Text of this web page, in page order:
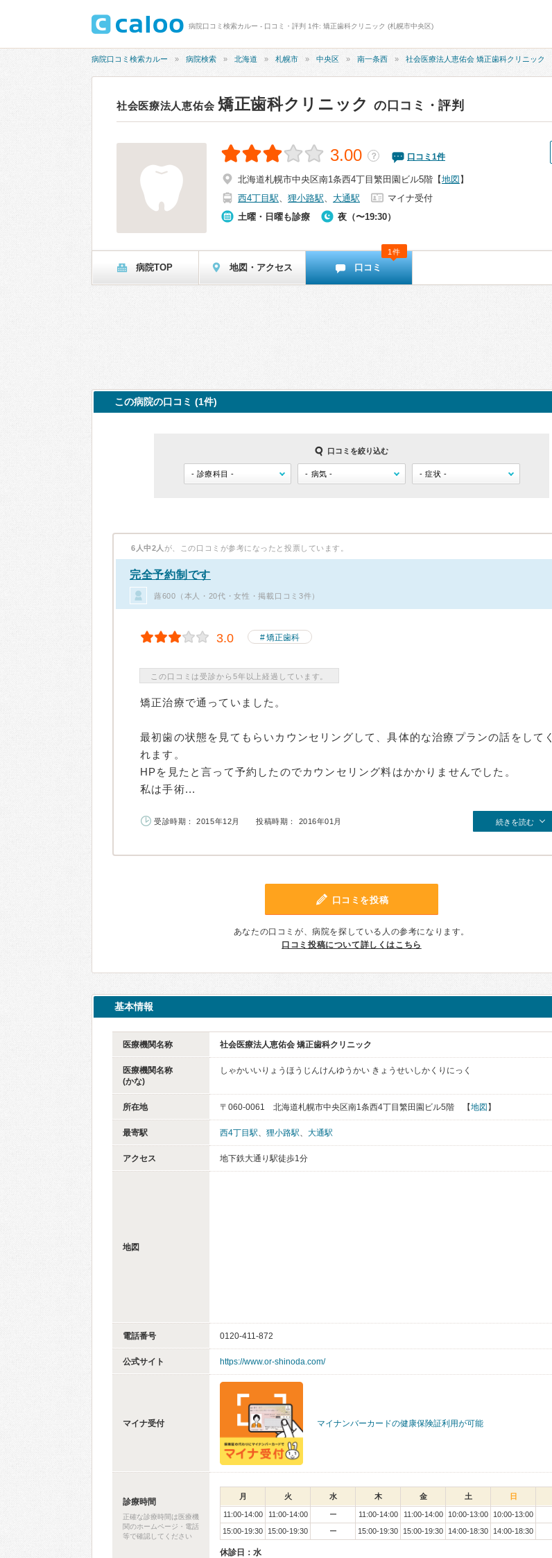
病院口コミ検索カルー - 口コミ・評判 1件: 矯正歯科クリニック (札幌市中央区)
病院口コミ検索カルー 病院検索 北海道 札幌市 中央区 南一条西 社会医療法人恵佑会 矯正歯科クリニック
社会医療法人恵佑会 矯正歯科クリニック の口コミ・評判
3.00 ？ 口コミ 1件
北海道札幌市中央区南1条西4丁目繁田園ビル5階 【地図 】
西4丁目駅、 狸小路駅、 大通駅
マイナ受付
土曜・日曜も診療
夜（〜19:30）
病院TOP 地図・アクセス 口コミ
1件
この病院の口コミ (1件)
口コミを絞り込む
6人中2人 が、この口コミが参考になったと投票しています。
完全予約制です
蕗600（本人・20代・女性・掲載口コミ3件）
3.0 矯正歯科
この口コミは受診から5年以上経過しています。
矯正治療で通っていました。
最初歯の状態を見てもらいカウンセリングして、具体的な治療プランの話をしてく
れます。
HPを見たと言って予約したのでカウンセリング料はかかりませんでした。
私は手術...
受診時期： 2015年12月 投稿時期： 2016年01月 続きを読む
口コミを投稿
あなたの口コミが、病院を探している人の参考になります。
口コミ投稿について詳しくはこちら
基本情報
医療機関名称 社会医療法人恵佑会 矯正歯科クリニック
医療機関名称
(かな)
しゃかいいりょうほうじんけんゆうかい きょうせいしかくりにっく
所在地 〒060-0061 北海道札幌市中央区南1条西4丁目繁田園ビル5階 【地図 】
最寄駅 西4丁目駅、 狸小路駅、 大通駅
アクセス 地下鉄大通り駅徒歩1分
地図
電話番号 0120-411-872
公式サイト https://www.or-shinoda.com/
マイナ受付 マイナンバーカードの健康保険証利用が可能
診療時間
正確な診療時間は医療機
関のホームページ・電話
等で確認してください
月 火 水 木 金 土 日
11:00-14:00 11:00-14:00 ー 11:00-14:00 11:00-14:00 10:00-13:00 10:00-13:00
15:00-19:30
15:00-19:30 ー 15:00-19:30 15:00-19:30 14:00-18:30 14:00-18:30
休診日：水